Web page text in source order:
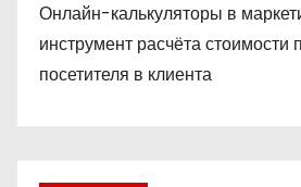
Онлайн-калькуляторы в
инструмент расчёта стоимости
посетителя в клиента